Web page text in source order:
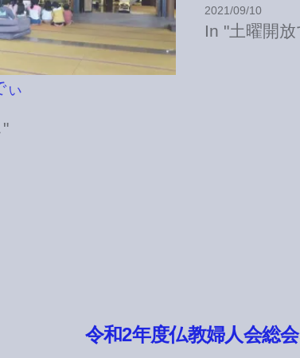
ぃ
2021/09/10
In "土曜開
令和2年度仏教婦人会総